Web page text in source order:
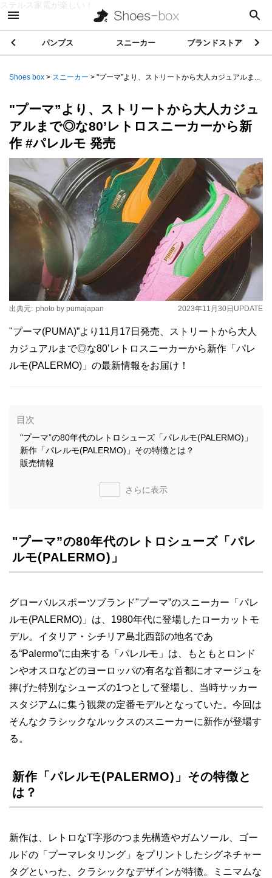
ステルス家電が楽しい！
パンプス スニーカー ブランドストア
Shoes box > スニーカー > "プーマ”より、ストリートから大人カジュアルま...
"プーマ”より、ストリートから大人カジュ
アルまで◎な80’レトロスニーカーから新
作 #パレルモ 発売
2023年11月30日 UPDATE
出典元: photo by pumajapan
"プーマ(PUMA)”より11月17日発売、ストリートから大人
カジュアルまで◎な80’レトロスニーカーから新作「パレ
ルモ(PALERMO)」の最新情報をお届け！
目次
"プーマ”の80年代のレトロシューズ「パレルモ(PALERMO)」
新作「パレルモ(PALERMO)」その特徴とは？
販売情報
さらに表示
"プーマ”の80年代のレトロシューズ「パレ
ルモ(PALERMO)」
グローバルスポーツブランド"プーマ”のスニーカー「パレ
ルモ(PALERMO)」は、1980年代に登場したローカットモ
デル。イタリア・シチリア島北西部の地名であ
る“Palermo”に由来する「パレルモ」は、もともとロンド
ンやオスロなどのヨーロッパの有名な首都にオマージュを
捧げた特別なシューズの1つとして登場し、当時サッカー
スタジアムに集う観衆の定番モデルとなっていた。今回は
そんなクラシックなルックスのスニーカーに新作が登場す
る。
新作「パレルモ(PALERMO)」その特徴と
は？
新作は、レトロなT字形のつま先構造やガムソール、ゴー
ルドの「プーマレタリング」をプリントしたシグネチャー
タグといった、クラシックなデザインが特徴。ミニマムな